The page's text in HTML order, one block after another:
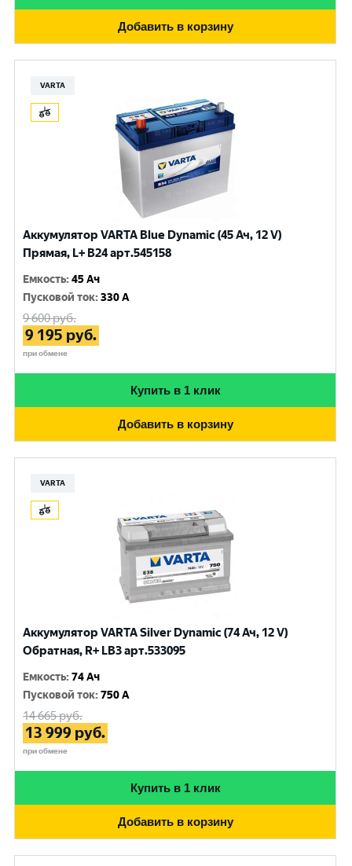
Добавить в корзину
VARTA
Аккумулятор VARTA Blue Dynamic (45 Ач, 12 V)
Прямая, L+ B24 арт.545158
Емкость:45 Ач
Пусковой ток:330 A
9 600руб.
9 195 руб.
при обмене
Купить в 1 клик
Добавить в корзину
VARTA
Аккумулятор VARTA Silver Dynamic (74 Ач, 12 V)
Обратная, R+ LB3 арт.533095
Емкость:74 Ач
Пусковой ток:750 A
14 665руб.
13 999 руб.
при обмене
Купить в 1 клик
Добавить в корзину